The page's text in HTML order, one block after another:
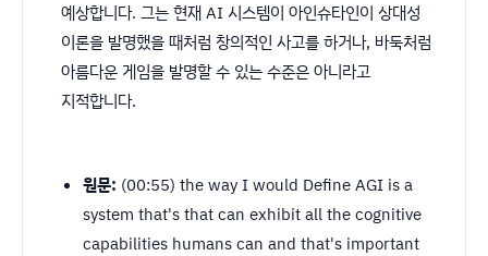
예상합니다. 그는 현재 AI 시스템이 아인슈타인이 상대성
이론을 발명했을 때처럼 창의적인 사고를 하거나, 바둑처럼
아름다운 게임을 발명할 수 있는 수준은 아니라고
지적합니다.
원문: (00:55) the way I would Define AGI is a
system that's that can exhibit all the cognitive
capabilities humans can and that's important